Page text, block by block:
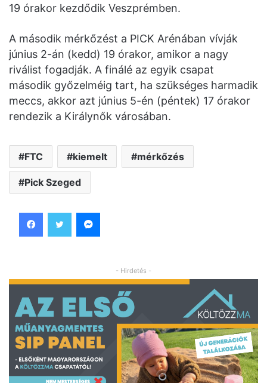
19 órakor kezdődik Veszprémben.
A második mérkőzést a PICK Arénában vívják
június 2-án (kedd) 19 órakor, amikor a nagy
riválist fogadják. A finálé az egyik csapat
második győzelméig tart, ha szükséges harmadik
meccs, akkor azt június 5-én (péntek) 17 órakor
rendezik a Királynők városában.
FTC kiemelt mérkőzés
Pick Szeged
- Hirdetés -